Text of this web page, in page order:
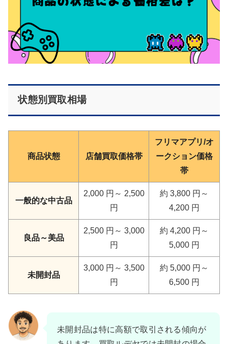
状態別買取相場
商品状態 店舗買取価格帯
フリマアプリ/オ
ークション価格
帯
一般的な中古品
2,000 円～ 2,500
円
約 3,800 円～
4,200 円
良品～美品
2,500 円～ 3,000
円
約 4,200 円～
5,000 円
未開封品
3,000 円～ 3,500
円
約 5,000 円～
6,500 円
未開封品は特に高額で取引される傾向が